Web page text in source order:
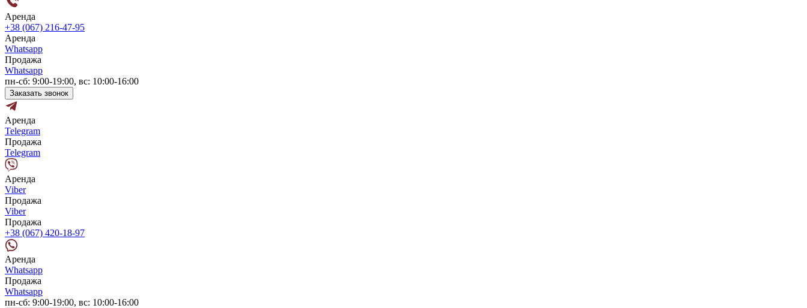
Аренда
+38 (067) 216-47-95
Аренда
Whatsapp
Продажа
Whatsapp
пн-сб: 9:00-19:00, вс: 10:00-16:00
Заказать звонок
Аренда
Telegram
Продажа
Telegram
Аренда
Viber
Продажа
Viber
Продажа
+38 (067) 420-18-97
Аренда
Whatsapp
Продажа
Whatsapp
пн-сб: 9:00-19:00, вс: 10:00-16:00